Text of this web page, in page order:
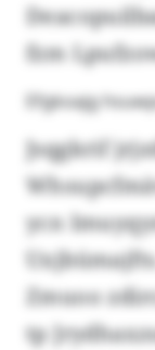
fzm
Efgkoajg
Jsqgkrif
ycn
Zmuoo
tp